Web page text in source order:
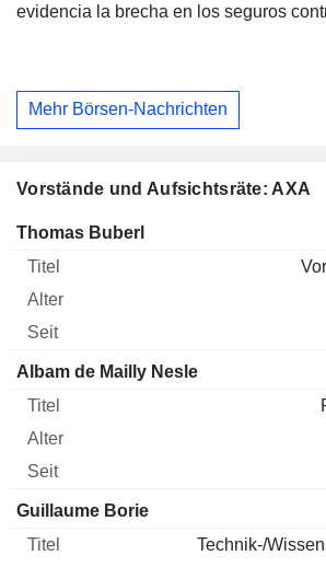
evidencia la brecha en los seguros
Mehr Börsen-Nachrichten
Vorstände und Aufsichtsräte: AXA
Manager Titel Alter
Thomas Buberl
Albam de Mailly Nesle
Guillaume Borie
Technik-/